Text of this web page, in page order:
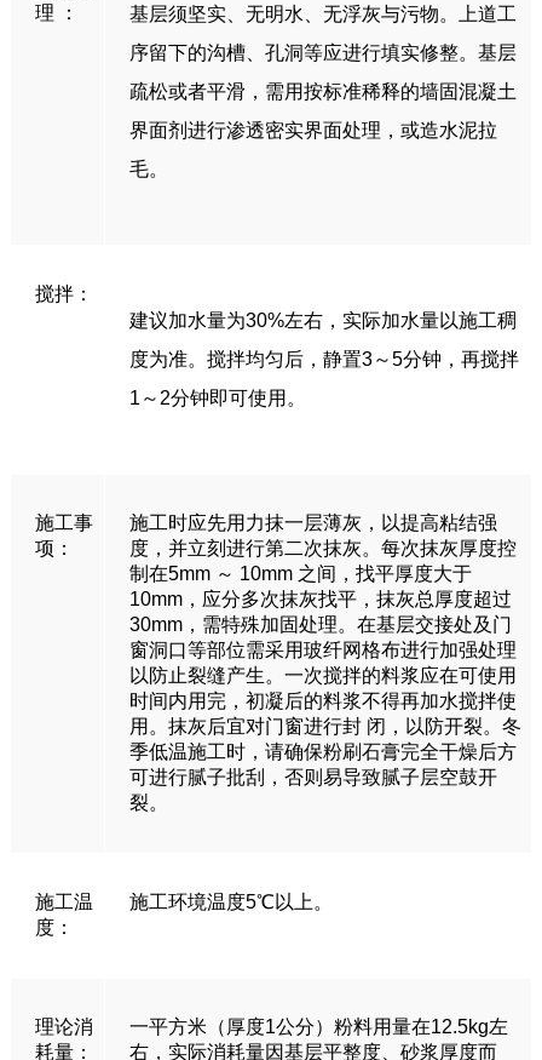
理 ：
基层须坚实、无明水、无浮灰与污物。上道工
序留下的沟槽、孔洞等应进行填实修整。基层
疏松或者平滑，需用按标准稀释的墙固混凝土
界面剂进行渗透密实界面处理，或造水泥拉
毛。
搅拌：
建议加水量为30%左右，实际加水量以施工稠
度为准。搅拌均匀后，静置3～5分钟，再搅拌
1～2分钟即可使用。
施工事
项：
施工时应先用力抹一层薄灰，以提高粘结强
度，并立刻进行第二次抹灰。每次抹灰厚度控
制在5mm ～ 10mm 之间，找平厚度大于
10mm，应分多次抹灰找平，抹灰总厚度超过
30mm，需特殊加固处理。在基层交接处及门
窗洞口等部位需采用玻纤网格布进行加强处理
以防止裂缝产生。一次搅拌的料浆应在可使用
时间内用完，初凝后的料浆不得再加水搅拌使
用。抹灰后宜对门窗进行封 闭，以防开裂。冬
季低温施工时，请确保粉刷石膏完全干燥后方
可进行腻子批刮，否则易导致腻子层空鼓开
裂。
施工温
度：
施工环境温度5℃以上。
理论消
耗量：
一平方米（厚度1公分）粉料用量在12.5kg左
右，实际消耗量因基层平整度、砂浆厚度而